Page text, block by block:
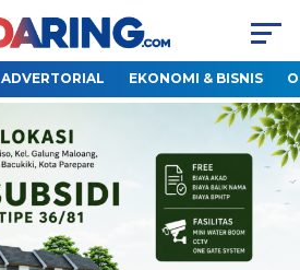
ADVERTORIAL EKONOMI & BISNIS